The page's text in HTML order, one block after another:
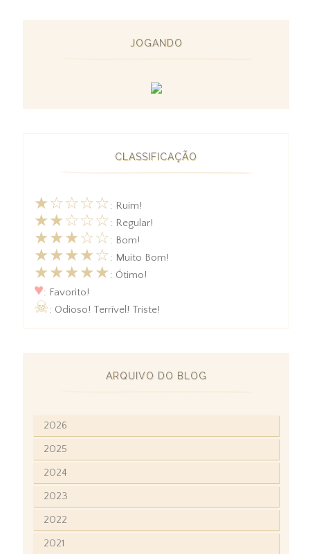
JOGANDO
CLASSIFICAÇÃO
★☆☆☆☆: Ruim!
★★☆☆☆: Regular!
★★★☆☆: Bom!
★★★★☆: Muito Bom!
★★★★★: Ótimo!
♥: Favorito!
☠: Odioso! Terrível! Triste!
ARQUIVO DO BLOG
2026
2025
2024
2023
2022
2021